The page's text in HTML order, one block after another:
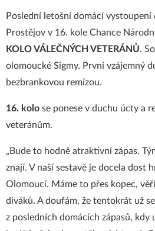
Poslední letošní domácí
Prostějov v 16. kole Chance
KOLO VÁLEČNÝCH VETERÁNŮ.
olomoucké Sigmy. První vzájemný
bezbrankovou remízou.
16. kolo se ponese v duchu úcty a
veteránům.
„Bude to hodně atraktivní zápas.
znají. V naší sestavě je docela dost
Olomoucí. Máme to přes kopec,
diváků. A doufám, že tentokrát už
z posledních domácích zápasů, kdy